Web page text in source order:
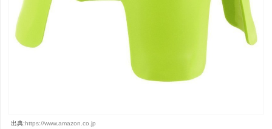
出典:https://www.amazon.co.jp